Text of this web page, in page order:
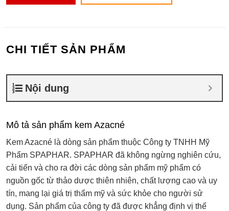
CHI TIẾT SẢN PHẨM
Nội dung
Mô tả sản phẩm kem Azacné
Kem Azacné là dòng sản phẩm thuộc Công ty TNHH Mỹ
Phẩm SPAPHAR. SPAPHAR đã không ngừng nghiên cứu,
cải tiến và cho ra đời các dòng sản phẩm mỹ phẩm có
nguồn gốc từ thảo dược thiên nhiên, chất lượng cao và uy
tín, mang lại giá trị thẩm mỹ và sức khỏe cho người sử
dụng. Sản phẩm của công ty đã được khẳng định vị thế